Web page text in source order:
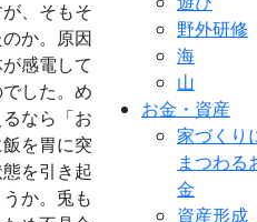
、そもそ
か。原因
感電して
した。め
なら「お
を胃に突
を引き起
か。兎も
野外研修
海
山
お金・資産
家づくり
まつわる
金
資産形成